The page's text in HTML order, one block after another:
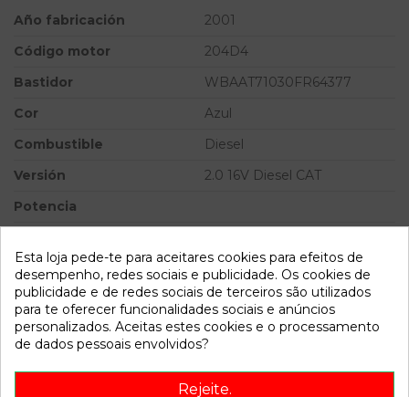
Año fabricación
2001
Código motor
204D4
Bastidor
WBAAT71030FR64377
Cor
Azul
Combustible
Diesel
Versión
2.0 16V Diesel CAT
Potencia
Referência 810476
Disponível a partir de: 2022-04-07
Esta loja pede-te para aceitares cookies para efeitos de
desempenho, redes sociais e publicidade. Os cookies de
publicidade e de redes sociais de terceiros são utilizados
para te oferecer funcionalidades sociais e anúncios
personalizados. Aceitas estes cookies e o processamento
de dados pessoais envolvidos?
Rejeite.